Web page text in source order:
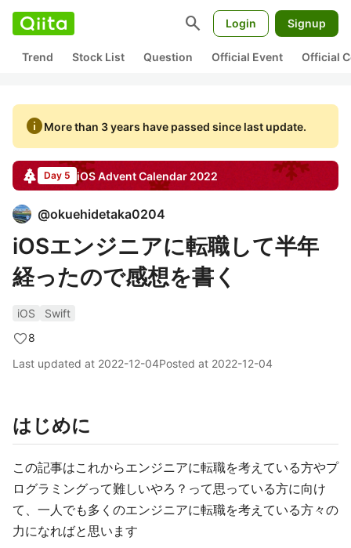
search Login Signup
Trend Stock List Question Official Event Official
infoMore than 3 years have passed since last update.
Day 5 iOSAdvent Calendar 2022
@okuehidetaka0204
iOSエンジニアに転職して半年
経ったので感想を書く
iOS
Swift
8
Last updated at 2022-12-04Posted at 2022-12-04
はじめに
この記事はこれからエンジニアに転職を考えている方やプ
ログラミングって難しいやろ？って思っている方に向け
て、一人でも多くのエンジニアに転職を考えている方々の
力になればと思います